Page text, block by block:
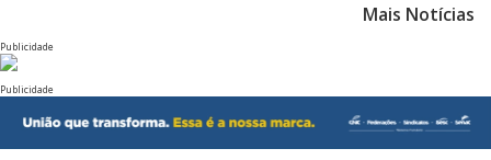
Mais Notícias
Publicidade
Publicidade